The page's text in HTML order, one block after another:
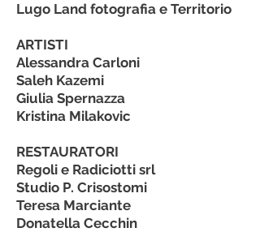
Lugo Land fotografia e Territorio
ARTISTI
Alessandra Carloni
Saleh Kazemi
Giulia Spernazza
Kristina Milakovic
RESTAURATORI
Regoli e Radiciotti srl
Studio P. Crisostomi
Teresa Marciante
Donatella Cecchin